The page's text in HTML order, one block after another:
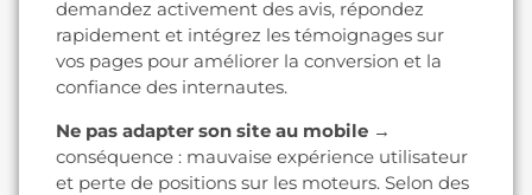
demandez activement des avis, répondez
rapidement et intégrez les témoignages sur
vos pages pour améliorer la conversion et la
confiance des internautes.
Ne pas adapter son site au mobile →
conséquence : mauvaise expérience utilisateur
et perte de positions sur les moteurs. Selon des